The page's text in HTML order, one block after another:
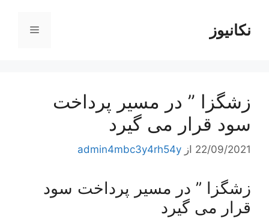
محتوانکانیوز فهرست
زشگزا ” در مسیر پرداخت
سود قرار می گیرد
22/09/2021 از admin4mbc3y4rh54y
زشگزا ” در مسیر پرداخت سود
قرار می گیرد